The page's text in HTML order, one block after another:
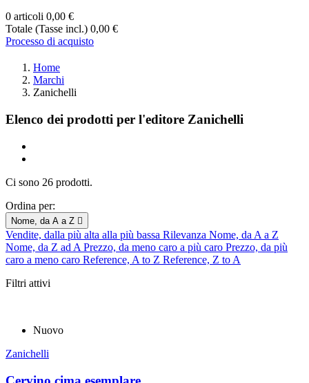
0 articoli 0,00 €
Totale (Tasse incl.) 0,00 €
Processo di acquisto
Home
Marchi
Zanichelli
Elenco dei prodotti per l'editore Zanichelli
Ci sono 26 prodotti.
Ordina per:
Nome, da A a Z 
Vendite, dalla più alta alla più bassa Rilevanza Nome, da A a Z
Nome, da Z ad A Prezzo, da meno caro a più caro Prezzo, da più
caro a meno caro Reference, A to Z Reference, Z to A
Filtri attivi
Nuovo
Zanichelli